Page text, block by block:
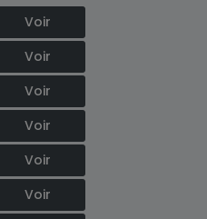
Voir
Voir
Voir
Voir
Voir
Voir